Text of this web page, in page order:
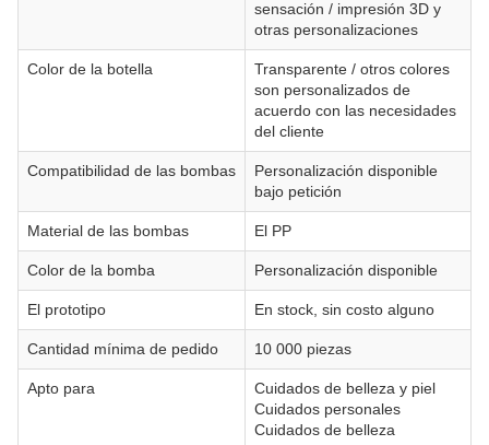
sensación / impresión 3D y
otras personalizaciones
Color de la botella
Transparente / otros colores
son personalizados de
acuerdo con las necesidades
del cliente
Compatibilidad de las bombas
Personalización disponible
bajo petición
Material de las bombas El PP
Color de la bomba Personalización disponible
El prototipo En stock, sin costo alguno
Cantidad mínima de pedido 10 000 piezas
Apto para
Cuidados de belleza y piel
Cuidados personales
Cuidados de belleza